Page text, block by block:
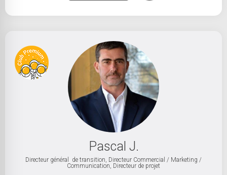
Pascal J.
Directeur général de transition, Directeur Commercial / Marketing /
Communication, Directeur de projet